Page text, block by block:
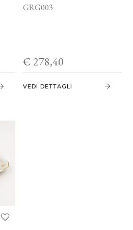
GRG003
€ 278,40
VEDI DETTAGLI